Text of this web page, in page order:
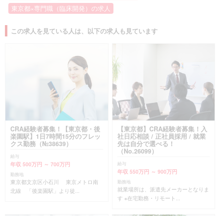
東京都×専門職（臨床開発）の求人
この求人を見ている人は、以下の求人も見ています
CRA経験者募集！【東京都・後
楽園駅】1日7時間15分のフレッ
クス勤務（№38639）
給与
年収 500万円 ～ 700万円
勤務地
東京都文京区小石川 東京メトロ南
北線 「後楽園駅」より徒...
【東京都】CRA経験者募集！入
社日応相談 / 正社員採用 / 就業
先は自分で選べる！
（No.26099）
給与
年収 550万円 ～ 900万円
勤務地
就業場所は、派遣先メーカーとなりま
す ※在宅勤務・リモート...